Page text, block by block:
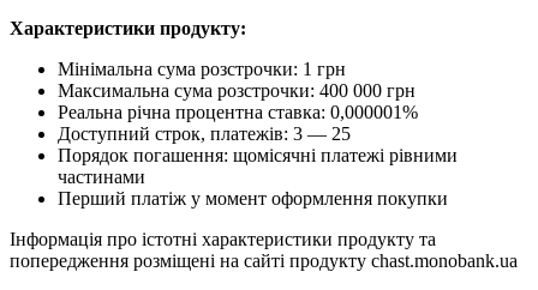
Характеристики продукту:
Мінімальна сума розстрочки: 1 грн
Максимальна сума розстрочки: 400 000 грн
Реальна річна процентна ставка: 0,000001%
Доступний строк, платежів: 3 — 25
Порядок погашення: щомісячні платежі рівними
частинами
Перший платіж у момент оформлення покупки
Інформація про істотні характеристики продукту та
попередження розміщені на сайті продукту chast.monobank.ua